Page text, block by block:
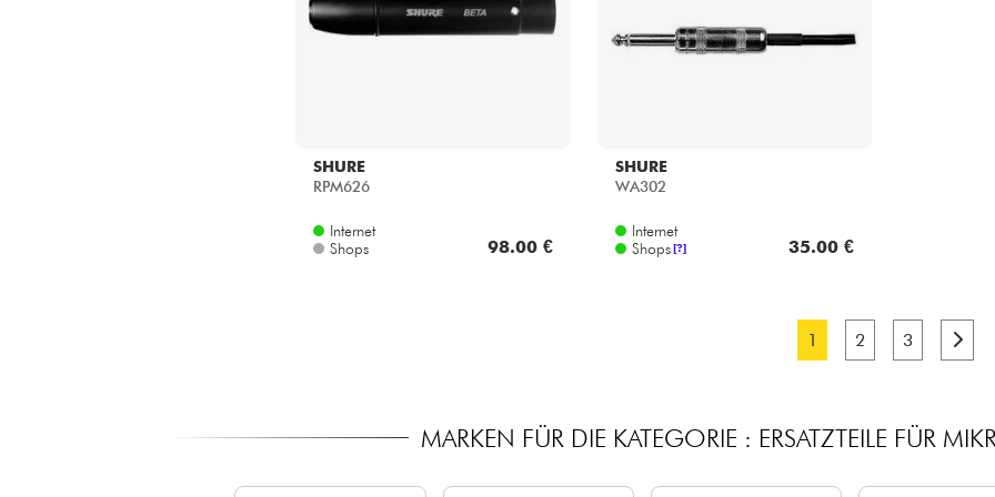
SHURE
RPM626
Internet
Shops
98.00 €
SHURE
WA302
Internet
Shops [?] 35.00 €
1 2 3
MARKEN FÜR DIE KATEGORIE : ERSATZTEILE FÜR